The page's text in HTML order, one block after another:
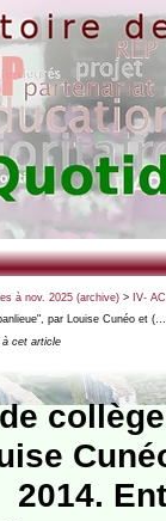
à nov. 2025 (archive)> IV-
par Louise Cunéo et
à cet article
2014.